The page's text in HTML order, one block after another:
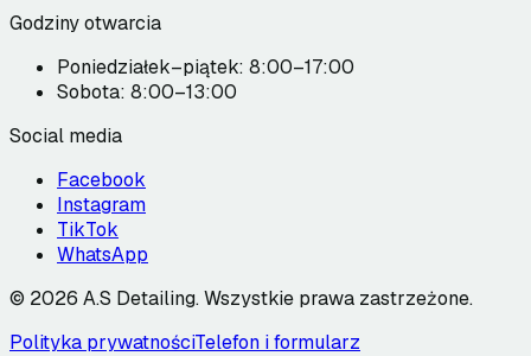
Godziny otwarcia
Poniedziałek–piątek: 8:00–17:00
Sobota: 8:00–13:00
Social media
Facebook
Instagram
TikTok
WhatsApp
© 2026 A.S Detailing.Wszystkie prawa zastrzeżone.
Polityka prywatnościTelefon i formularz